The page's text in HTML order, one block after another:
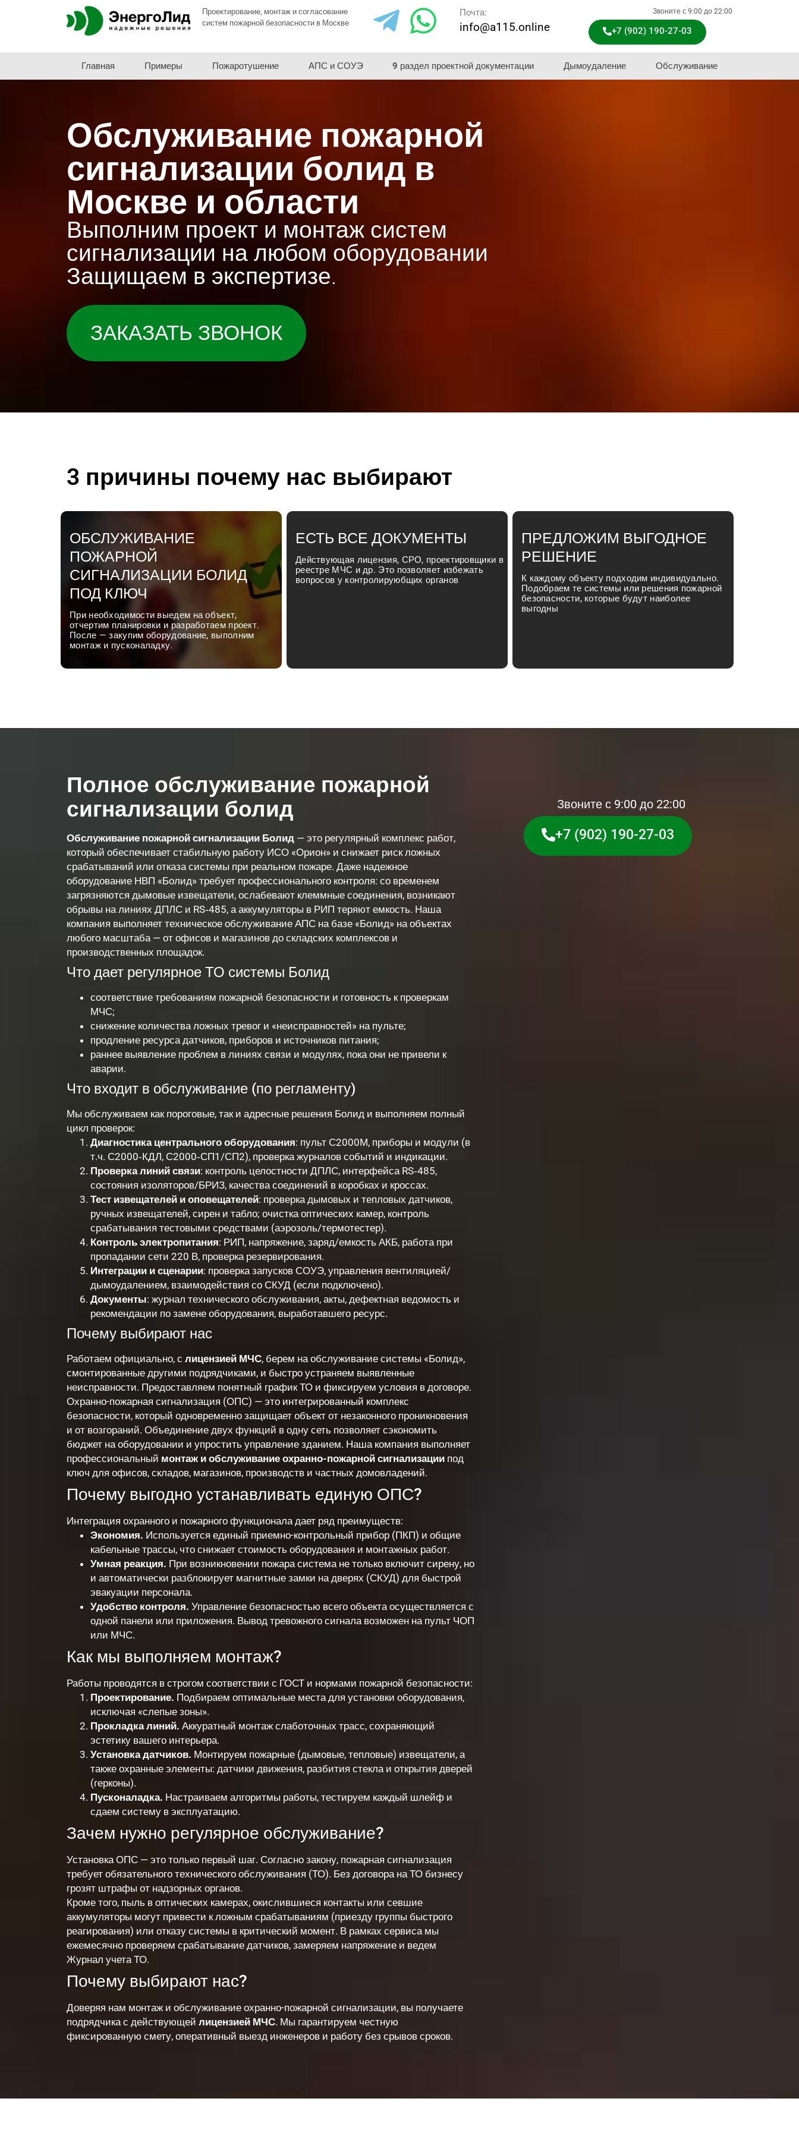
Проектирование, монтаж и согласование
систем пожарной безопасности в Москве
Почта:
info@a115.online
Звоните с 9:00 до 22:00
+7 (902) 190-27-03
Главная Примеры Пожаротушение АПС и СОУЭ 9 раздел проектной документации Дымоудаление Обслуживание
Обслуживание пожарной
сигнализации болид в
Москве и области
Выполним проект и монтаж систем
сигнализации на любом оборудовании
Защищаем в экспертизе.
ЗАКАЗАТЬ ЗВОНОК
3 причины почему нас выбирают
ОБСЛУЖИВАНИЕ
ПОЖАРНОЙ
СИГНАЛИЗАЦИИ БОЛИД
ПОД КЛЮЧ
При необходимости выедем на объект,
отчертим планировки и разработаем проект.
После — закупим оборудование, выполним
монтаж и пусконаладку.
ЕСТЬ ВСЕ ДОКУМЕНТЫ
Действующая лицензия, СРО, проектировщики в
реестре МЧС и др. Это позволяет избежать
вопросов у контролируюбщих органов
ПРЕДЛОЖИМ ВЫГОДНОЕ
РЕШЕНИЕ
К каждому объекту подходим индивидуально.
Подобраем те системы или решения пожарной
безопасности, которые будут наиболее
выгодны
Полное обслуживание пожарной
сигнализации болид
Обслуживание пожарной сигнализации Болид — это регулярный комплекс работ,
который обеспечивает стабильную работу ИСО «Орион» и снижает риск ложных
срабатываний или отказа системы при реальном пожаре. Даже надежное
оборудование НВП «Болид» требует профессионального контроля: со временем
загрязняются дымовые извещатели, ослабевают клеммные соединения, возникают
обрывы на линиях ДПЛС и RS‑485, а аккумуляторы в РИП теряют емкость. Наша
компания выполняет техническое обслуживание АПС на базе «Болид» на объектах
любого масштаба — от офисов и магазинов до складских комплексов и
производственных площадок.
Что дает регулярное ТО системы Болид
соответствие требованиям пожарной безопасности и готовность к проверкам
МЧС;
снижение количества ложных тревог и «неисправностей» на пульте;
продление ресурса датчиков, приборов и источников питания;
раннее выявление проблем в линиях связи и модулях, пока они не привели к
аварии.
Что входит в обслуживание (по регламенту)
Мы обслуживаем как пороговые, так и адресные решения Болид и выполняем полный
цикл проверок:
Диагностика центрального оборудования: пульт С2000М, приборы и модули (в
т.ч. С2000‑КДЛ, С2000‑СП1/СП2), проверка журналов событий и индикации.
Проверка линий связи: контроль целостности ДПЛС, интерфейса RS‑485,
состояния изоляторов/БРИЗ, качества соединений в коробках и кроссах.
Тест извещателей и оповещателей: проверка дымовых и тепловых датчиков,
ручных извещателей, сирен и табло; очистка оптических камер, контроль
срабатывания тестовыми средствами (аэрозоль/термотестер).
Контроль электропитания: РИП, напряжение, заряд/емкость АКБ, работа при
пропадании сети 220 В, проверка резервирования.
Интеграции и сценарии: проверка запусков СОУЭ, управления вентиляцией/
дымоудалением, взаимодействия со СКУД (если подключено).
Документы: журнал технического обслуживания, акты, дефектная ведомость и
рекомендации по замене оборудования, выработавшего ресурс.
Почему выбирают нас
Работаем официально, с лицензией МЧС, берем на обслуживание системы «Болид»,
смонтированные другими подрядчиками, и быстро устраняем выявленные
неисправности. Предоставляем понятный график ТО и фиксируем условия в договоре.
Охранно-пожарная сигнализация (ОПС) — это интегрированный комплекс
безопасности, который одновременно защищает объект от незаконного проникновения
и от возгораний. Объединение двух функций в одну сеть позволяет сэкономить
бюджет на оборудовании и упростить управление зданием. Наша компания выполняет
профессиональный монтаж и обслуживание охранно-пожарной сигнализации под
ключ для офисов, складов, магазинов, производств и частных домовладений.
Почему выгодно устанавливать единую ОПС?
Интеграция охранного и пожарного функционала дает ряд преимуществ:
Экономия. Используется единый приемно-контрольный прибор (ПКП) и общие
кабельные трассы, что снижает стоимость оборудования и монтажных работ.
Умная реакция. При возникновении пожара система не только включит сирену, но
и автоматически разблокирует магнитные замки на дверях (СКУД) для быстрой
эвакуации персонала.
Удобство контроля. Управление безопасностью всего объекта осуществляется с
одной панели или приложения. Вывод тревожного сигнала возможен на пульт ЧОП
или МЧС.
Как мы выполняем монтаж?
Работы проводятся в строгом соответствии с ГОСТ и нормами пожарной безопасности:
Проектирование. Подбираем оптимальные места для установки оборудования,
исключая «слепые зоны».
Прокладка линий. Аккуратный монтаж слаботочных трасс, сохраняющий
эстетику вашего интерьера.
Установка датчиков. Монтируем пожарные (дымовые, тепловые) извещатели, а
также охранные элементы: датчики движения, разбития стекла и открытия дверей
(герконы).
Пусконаладка. Настраиваем алгоритмы работы, тестируем каждый шлейф и
сдаем систему в эксплуатацию.
Зачем нужно регулярное обслуживание?
Установка ОПС — это только первый шаг. Согласно закону, пожарная сигнализация
требует обязательного технического обслуживания (ТО). Без договора на ТО бизнесу
грозят штрафы от надзорных органов.
Кроме того, пыль в оптических камерах, окислившиеся контакты или севшие
аккумуляторы могут привести к ложным срабатываниям (приезду группы быстрого
реагирования) или отказу системы в критический момент. В рамках сервиса мы
ежемесячно проверяем срабатывание датчиков, замеряем напряжение и ведем
Журнал учета ТО.
Почему выбирают нас?
Доверяя нам монтаж и обслуживание охранно-пожарной сигнализации, вы получаете
подрядчика с действующей лицензией МЧС. Мы гарантируем честную
фиксированную смету, оперативный выезд инженеров и работу без срывов сроков.
Звоните с 9:00 до 22:00
+7 (902) 190-27-03